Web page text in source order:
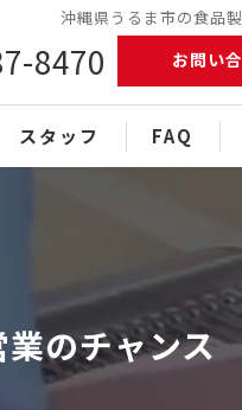
沖縄県うるま市の食品
8470 お問い
スタッフ FAQ
のチャンス